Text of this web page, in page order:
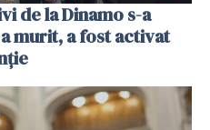
de la Dinamo s-a
murit, a fost activat